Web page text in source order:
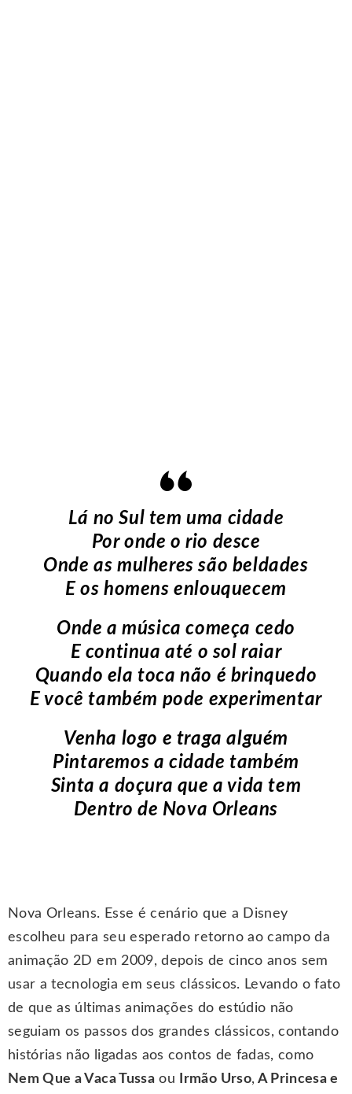
Lá no Sul tem uma cidade
Por onde o rio desce
Onde as mulheres são beldades
E os homens enlouquecem
Onde a música começa cedo
E continua até o sol raiar
Quando ela toca não é brinquedo
E você também pode experimentar
Venha logo e traga alguém
Pintaremos a cidade também
Sinta a doçura que a vida tem
Dentro de Nova Orleans
Nova Orleans. Esse é cenário que a Disney
escolheu para seu esperado retorno ao campo da
animação 2D em 2009, depois de cinco anos sem
usar a tecnologia em seus clássicos. Levando o fato
de que as últimas animações do estúdio não
seguiam os passos dos grandes clássicos, contando
histórias não ligadas aos contos de fadas, como
Nem Que a Vaca Tussa ou Irmão Urso, A Princesa e